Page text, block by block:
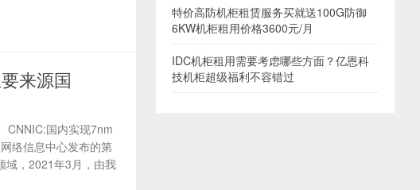
来源国
CNNIC:国内实现7nm
络信息中心发布的第
域，2021年3月，由我
特价高防机柜租赁服务买就送100G防御
6KW机柜租用价格3600元/月
IDC机柜租用需要考虑哪些方面？亿恩科
技机柜超级福利不容错过